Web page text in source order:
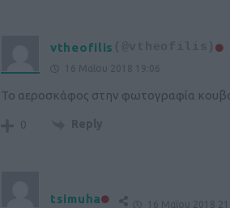
vtheofilis (@vtheofilis)
16 Μαΐου 2018 19:06
Το αεροσκάφος στην φωτογραφία
0 Reply
tsimuha 16 Μαΐου 2018